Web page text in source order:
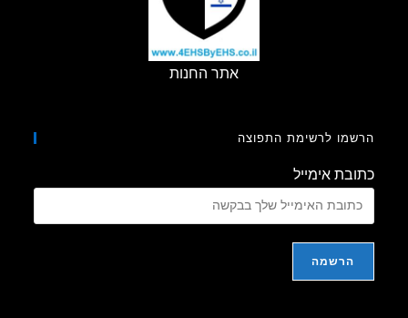
אתר החנות
לרשימת התפוצה
אימייל